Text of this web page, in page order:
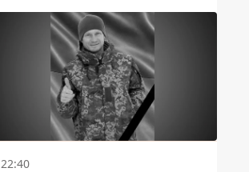
22:40